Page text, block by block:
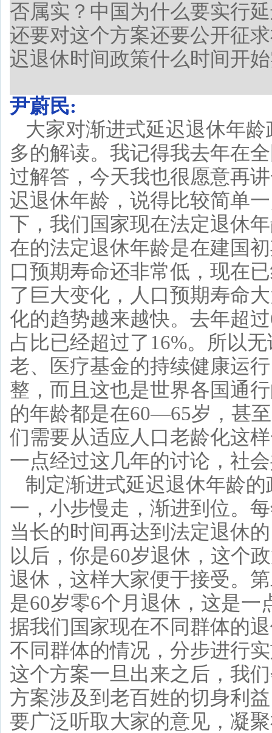
否属实？中国为什么要实行
还要对这个方案还要公开征
迟退休时间政策什么时间开
尹蔚民:
大家对渐进式延迟退休年
多的解读。我记得我去年在
过解答，今天我也很愿意再
迟退休年龄，说得比较简单
下，我们国家现在法定退休
在的法定退休年龄是在建国
口预期寿命还非常低，现在
了巨大变化，人口预期寿命
化的趋势越来越快。去年超
占比已经超过了16%。所以
老、医疗基金的持续健康运
整，而且这也是世界各国通
的年龄都是在60—65岁，甚
们需要从适应人口老龄化这
一点经过这几年的讨论，社
制定渐进式延迟退休年龄
一，小步慢走，渐进到位。
当长的时间再达到法定退休
以后，你是60岁退休，这个
退休，这样大家便于接受。
是60岁零6个月退休，这是
据我们国家现在不同群体的
不同群体的情况，分步进行
这个方案一旦出来之后，我
方案涉及到老百姓的切身利
要广泛听取大家的意见，凝